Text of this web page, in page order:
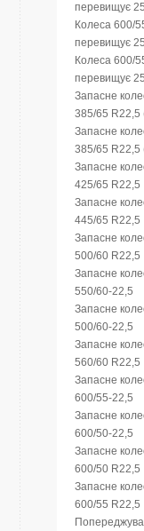
перевищує
Колеса 600/
перевищує
Колеса 600/
перевищує
Запасне
385/65 R22,5
Запасне
385/65 R22,5
Запасне
425/65 R22,5
Запасне
445/65 R22,5
Запасне
500/60 R22,5
Запасне
550/60-22,5
Запасне
500/60-22,5
Запасне
560/60 R22,5
Запасне
600/55-22,5
Запасне
600/50-22,5
Запасне
600/50 R22,5
Запасне
600/55 R22,5